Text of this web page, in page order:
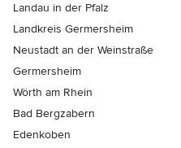
Landau in der Pfalz
Landkreis Germersheim
Neustadt an der Weinstraße
Germersheim
Wörth am Rhein
Bad Bergzabern
Edenkoben